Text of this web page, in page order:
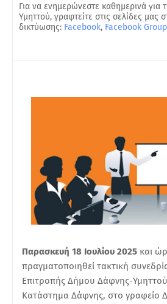
Για να ενημερώνεστε καθημερινά για
Υμηττού, γραφτείτε στις σελίδες μας
δικτύωσης: Facebook, Facebook Group
Παρασκευή 18 Ιουλίου 2025 και
πραγματοποιηθεί τακτική
Επιτροπής Δήμου Δάφνης-
Κατάστημα Δάφνης, στο γραφείο